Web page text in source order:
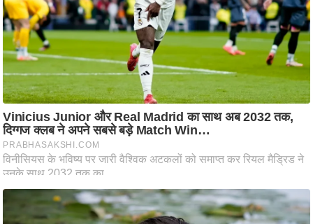
हि
मा
/
ध
र्म
स्थ
ल
व्र
त
त्यो
हा